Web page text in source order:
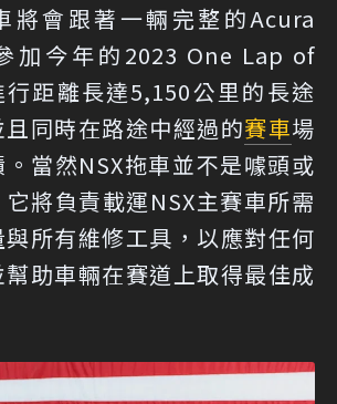
將會跟著一輛完整的Acura
加今年的2023 One Lap of
距離長達5,150公里的長途
同時在路途中經過的賽車場
當然NSX拖車並不是噱頭或
將負責載運NSX主賽車所需
所有維修工具，以應對任何
助車輛在賽道上取得最佳成